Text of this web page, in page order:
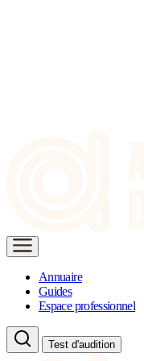
Annuaire
Guides
Espace professionnel
Test d'audition